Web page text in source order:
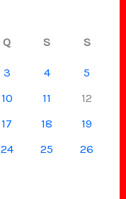
Q S S
3 4
5
10 11
12
17 18
19
24 25
26